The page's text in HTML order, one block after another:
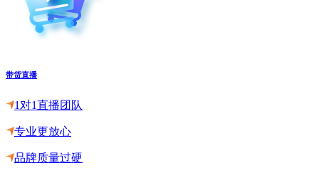
带货直播
1对1直播团队
专业更放心
品牌质量过硬